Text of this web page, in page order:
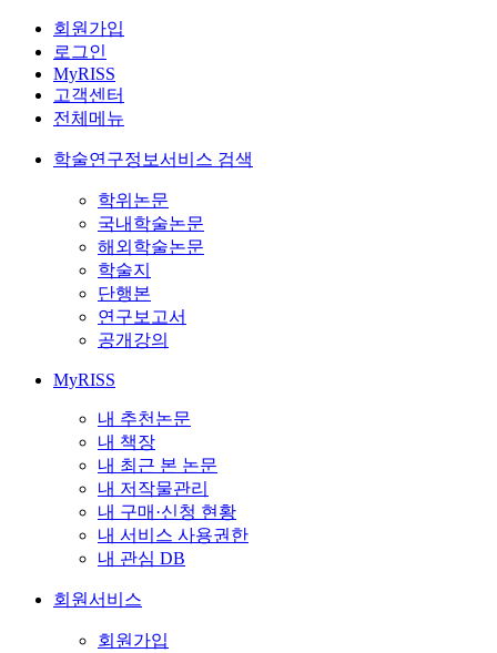
회원가입
로그인
MyRISS
고객센터
전체메뉴
학술연구정보서비스 검색
학위논문
국내학술논문
해외학술논문
학술지
단행본
연구보고서
공개강의
MyRISS
내 추천논문
내 책장
내 최근 본 논문
내 저작물관리
내 구매·신청 현황
내 서비스 사용권한
내 관심 DB
회원서비스
회원가입